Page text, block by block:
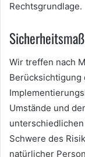
Rechtsgrundlage.
Wir treffen nach
Berücksichtigung
Umstände und
Schwere des
natürlicher